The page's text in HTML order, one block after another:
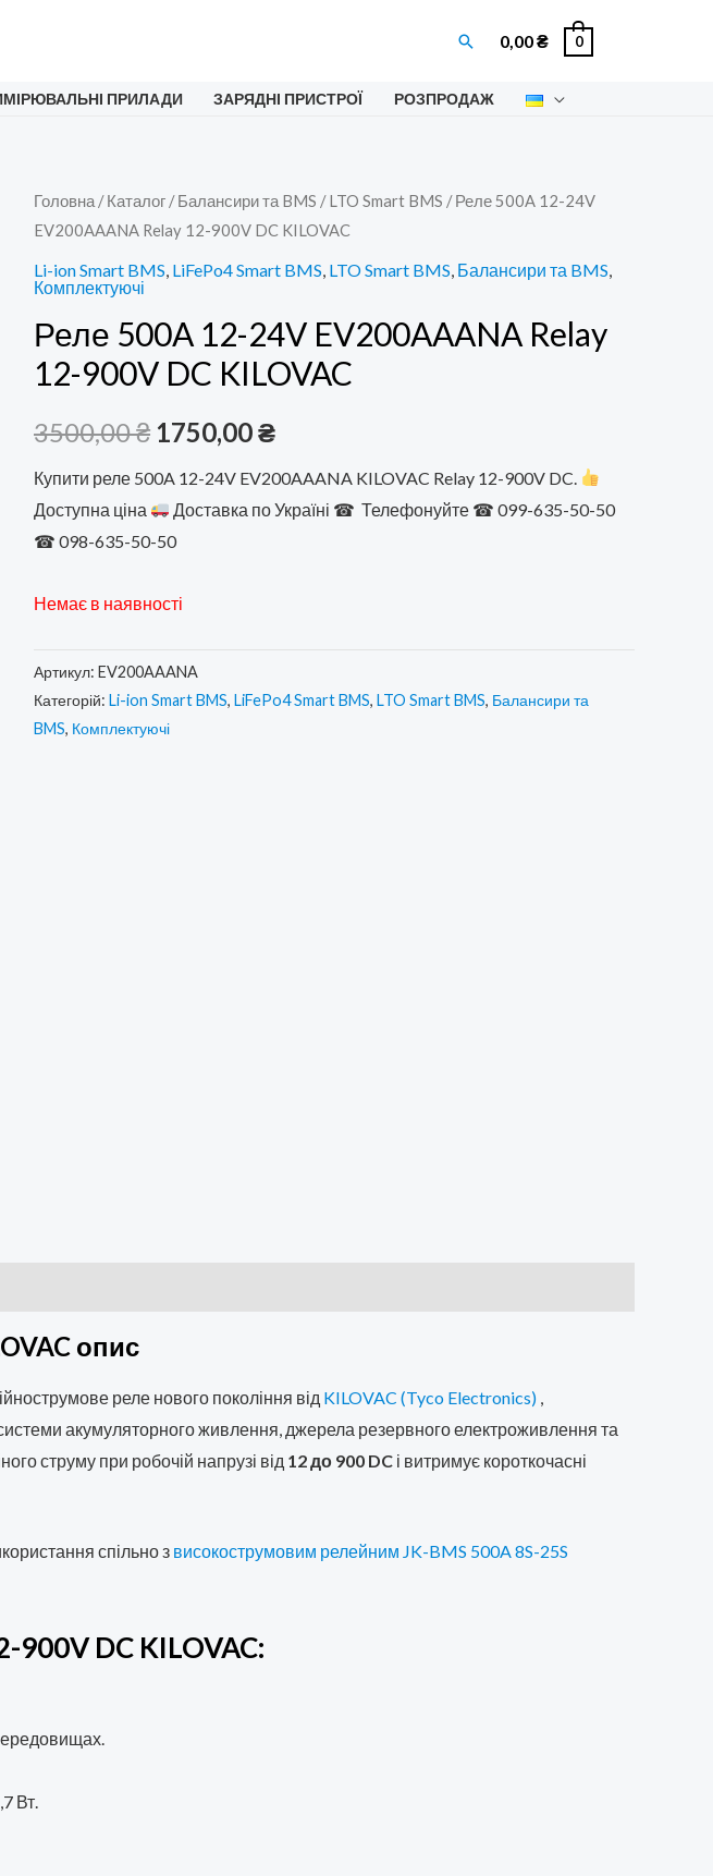
Пошук0,00₴ 0
ПРИЛАДИ ЗАРЯДНІ ПРИСТРОЇ РОЗПРОДАЖ
Головна /Каталог /Балансири та BMS /LTO Smart BMS / Реле 500A 12-24V
EV200AAANA Relay 12-900V DC KILOVAC
Li-ion Smart BMS LiFePo4 Smart BMS LTO Smart BMS Балансири та BMS
Комплектуючі
Реле 500A 12-24V EV200AAANA Relay
12-900V DC KILOVAC
3500,00₴ Оригінальна
ціна:
3500,00 ₴.
1750,00₴Поточна
ціна:
1750,00 ₴.
Купити реле 500A 12-24V EV200AAANA KILOVAC Relay 12-900V DC.
Доступна ціна
Доставка по Україні ☎ Телефонуйте ☎ 099-635-50-50
☎ 098-635-50-50
Немає в наявності
Артикул: EV200AAANA
Категорій: Li-ion Smart BMS, LiFePo4 Smart BMS, LTO Smart BMS, Балансири та
BMS, Комплектуючі
опис
реле нового покоління від KILOVAC (Tyco Electronics)
акумуляторного живлення, джерела резервного електроживлення та
струму при робочій напрузі від 12 до 900 DC і витримує короткочасні
спільно з високострумовим релейним JK-BMS 500A 8S-25S
DC KILOVAC:
Вт.